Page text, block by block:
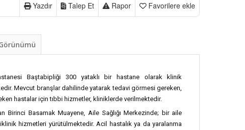
Favorilere ekle
Rapor
Talep Et
Yazdır
Baştabipliği 300 yataklı bir hastane olarak klinik
Mevcut branşlar dahilinde yatarak tedavi görmesi gereken,
hastalar için tıbbi hizmetler, kliniklerde verilmektedir.
Birinci Basamak Muayene, Aile Sağlığı Merkezinde; bir aile
hizmetleri yürütülmektedir. Acil hastalık ya da yaralanma